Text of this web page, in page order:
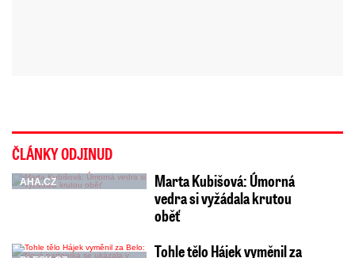
ČLÁNKY ODJINUD
AHA.CZ
Marta Kubišová: Úmorná
vedra si vyžádala krutou
oběť
Tohle tělo Hájek vyměnil za